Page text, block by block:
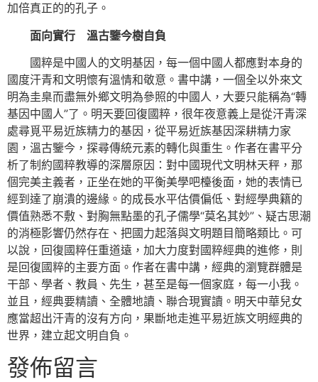
加倍真正的的孔子。
面向實行 溫古鑒今樹自負
國粹是中國人的文明基因，每一個中國人都應對本身的
國度汗青和文明懷有溫情和敬意。書中講，一個全以外來文
明為圭臬而盡無外鄉文明為參照的中國人，大要只能稱為“轉
基因中國人”了。明天要回復國粹，很年夜意義上是從汗青深
處尋覓平易近族精力的基因，從平易近族基因深耕精力家
園，溫古鑒今，探尋傳統元素的轉化與重生。作者在書平分
析了制約國粹教導的深層原因：對中國現代文明林天秤，那
個完美主義者，正坐在她的平衡美學吧檯後面，她的表情已
經到達了崩潰的邊緣。的成長水平估價偏低、對經學典籍的
價值熟悉不敷、對胸無點墨的孔子儒學“莫名其妙”、疑古思潮
的消極影響仍然存在、把國力起落與文明題目簡略類比。可
以說，回復國粹任重道遠，加大力度對國粹經典的進修，則
是回復國粹的主要方面。作者在書中講，經典的瀏覽群體是
干部、學者、教員、先生，甚至是每一個家庭，每一小我。
並且，經典要精讀、全體地讀、聯合現實讀。明天中華兒女
應當超出汗青的沒有方向，果斷地走進平易近族文明經典的
世界，建立起文明自負。
發佈留言